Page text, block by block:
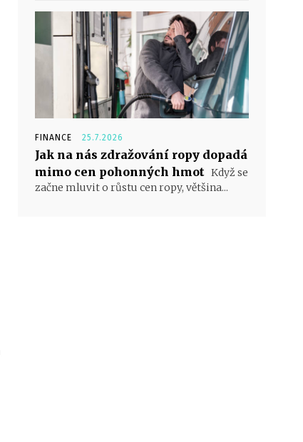
FINANCE 25.7.2026
Jak na nás zdražování ropy dopadá
mimo cen pohonných hmot Když se
začne mluvit o růstu cen ropy, většina...